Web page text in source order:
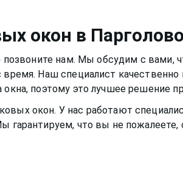
окон в Парголово
позвоните нам. Мы обсудим с вами,
Наш специалист
поэтому это лучшее решение
окон. У нас работают
гарантируем, что вы не